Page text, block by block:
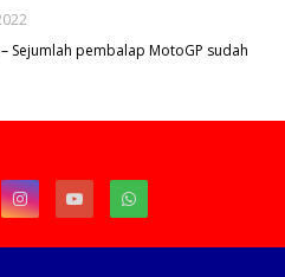
Sejumlah pembalap MotoGP sudah